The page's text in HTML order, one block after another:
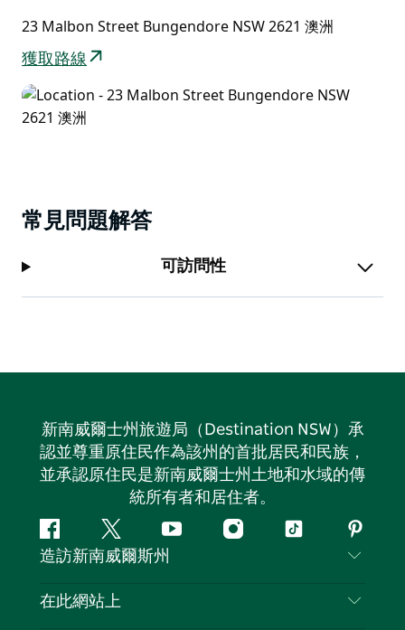
23 Malbon Street Bungendore NSW 2621 澳洲
獲取路線
常見問題解答
可訪問性
新南威爾士州旅遊局（Destination NSW）承
認並尊重原住民作為該州的首批居民和民族，
並承認原住民是新南威爾士州土地和水域的傳
統所有者和居住者。
Facebook嘰
嘰
喳
Youtube Instagram
抖
造訪新南威爾斯州
聯絡我們
在此網站上